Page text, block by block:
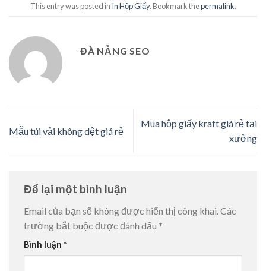
This entry was posted in In Hộp Giấy. Bookmark thepermalink.
ĐÀ NẴNG SEO
Mẫu túi vải không dệt giá rẻ
Mua hộp giấy kraft giá rẻ tại
xưởng
Để lại một bình luận
Email của bạn sẽ không được hiển thị công khai.Các
trường bắt buộc được đánh dấu *
Bình luận *